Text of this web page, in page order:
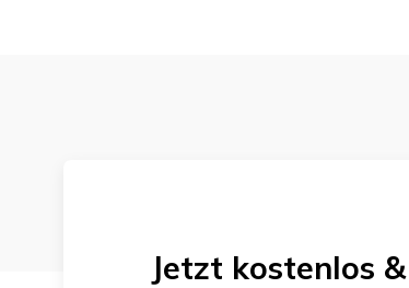
Jetzt kostenlos